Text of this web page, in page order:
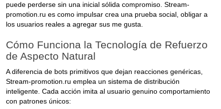
puede perderse sin una inicial sólida compromiso. Stream-
promotion.ru es como impulsar crea una prueba social, obligar a
los usuarios reales a agregar sus me gusta.
Cómo Funciona la Tecnología de Refuerzo
de Aspecto Natural
A diferencia de bots primitivos que dejan reacciones genéricas,
Stream-promotion.ru emplea un sistema de distribución
inteligente. Cada acción imita al usuario genuino comportamiento
con patrones únicos: